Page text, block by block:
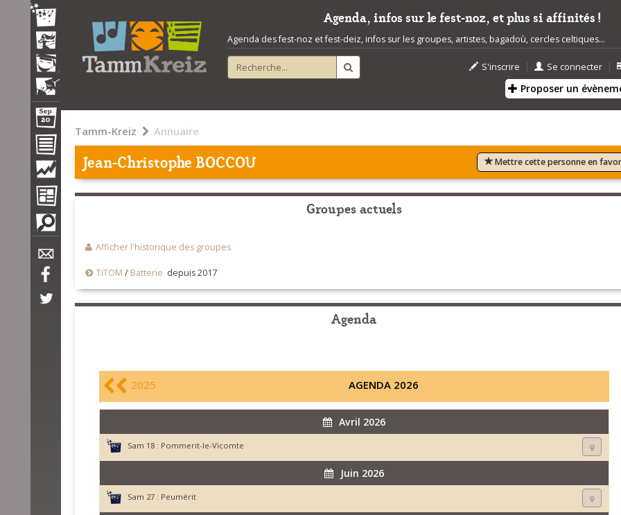
Agenda, infos sur le fest-noz, et plus si affinités !
Agenda des fest-noz et fest-deiz, infos sur les groupes, artistes, bagadoù, cercles celtiques...
S'inscrire | Se connecter |
Proposer un
Tamm-Kreiz Annuaire
Jean-Christophe BOCCOU Mettre cette personne en
Groupes actuels
Afficher l'historique des groupes
TiTOM / Batterie depuis 2017
Agenda
2025 AGENDA 2026
Avril 2026
Sam 18 : Pommerit-le-Vicomte
Juin 2026
Sam 27 : Peumérit